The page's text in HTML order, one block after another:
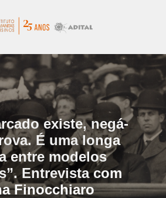
existe, negá-
É uma longa
entre modelos
Entrevista com
Finocchiaro